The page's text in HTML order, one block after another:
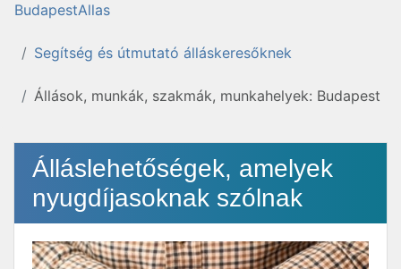
BudapestAllas
Segítség és útmutató álláskeresőknek
Állások, munkák, szakmák, munkahelyek: Budapest
Álláslehetőségek, amelyek
nyugdíjasoknak szólnak